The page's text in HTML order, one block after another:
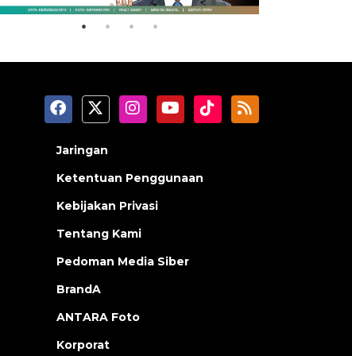
Jaringan
Ketentuan Penggunaan
Kebijakan Privasi
Tentang Kami
Pedoman Media Siber
BrandA
ANTARA Foto
Korporat